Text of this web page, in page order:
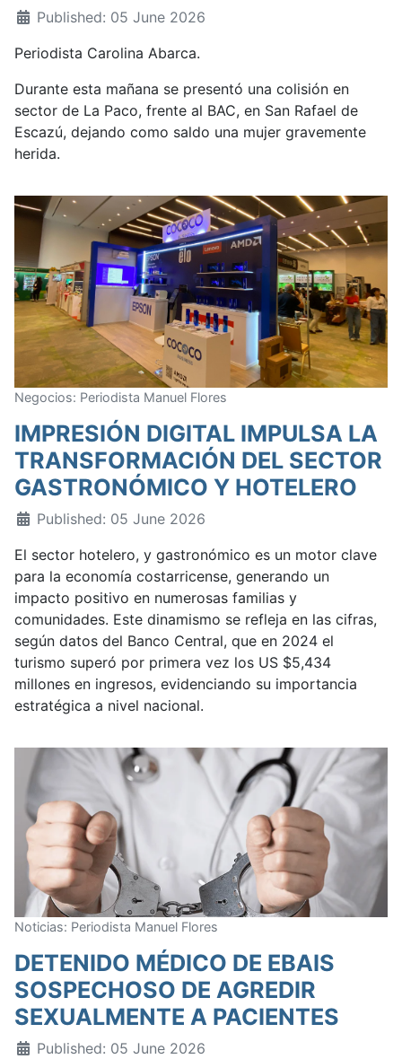
Published: 05 June 2026
Periodista Carolina Abarca.
Durante esta mañana se presentó una colisión en
sector de La Paco, frente al BAC, en San Rafael de
Escazú, dejando como saldo una mujer gravemente
herida.
Negocios: Periodista Manuel Flores
IMPRESIÓN DIGITAL IMPULSA LA
TRANSFORMACIÓN DEL SECTOR
GASTRONÓMICO Y HOTELERO
Published: 05 June 2026
El sector hotelero, y gastronómico es un motor clave
para la economía costarricense, generando un
impacto positivo en numerosas familias y
comunidades. Este dinamismo se refleja en las cifras,
según datos del Banco Central, que en 2024 el
turismo superó por primera vez los US $5,434
millones en ingresos, evidenciando su importancia
estratégica a nivel nacional.
Noticias: Periodista Manuel Flores
DETENIDO MÉDICO DE EBAIS
SOSPECHOSO DE AGREDIR
SEXUALMENTE A PACIENTES
Published: 05 June 2026